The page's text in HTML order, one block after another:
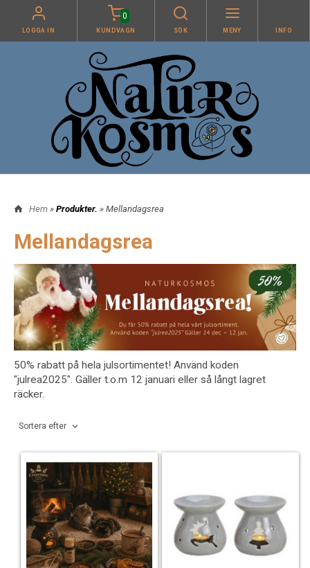
LOGGA IN
0
KUNDVAGN SÖK MENY INFO
Hem » Produkter. » Mellandagsrea
Mellandagsrea
50% rabatt på hela julsortimentet! Använd koden
"julrea2025". Gäller t.o.m 12 januari eller så långt lagret
räcker.
Sortera efter